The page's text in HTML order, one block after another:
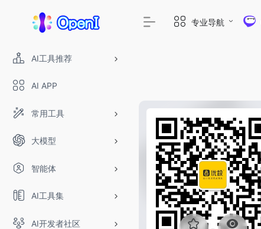
AI工具推荐
AI APP
常用工具
大模型
智能体
AI工具集
AI开发者社区
专业导航